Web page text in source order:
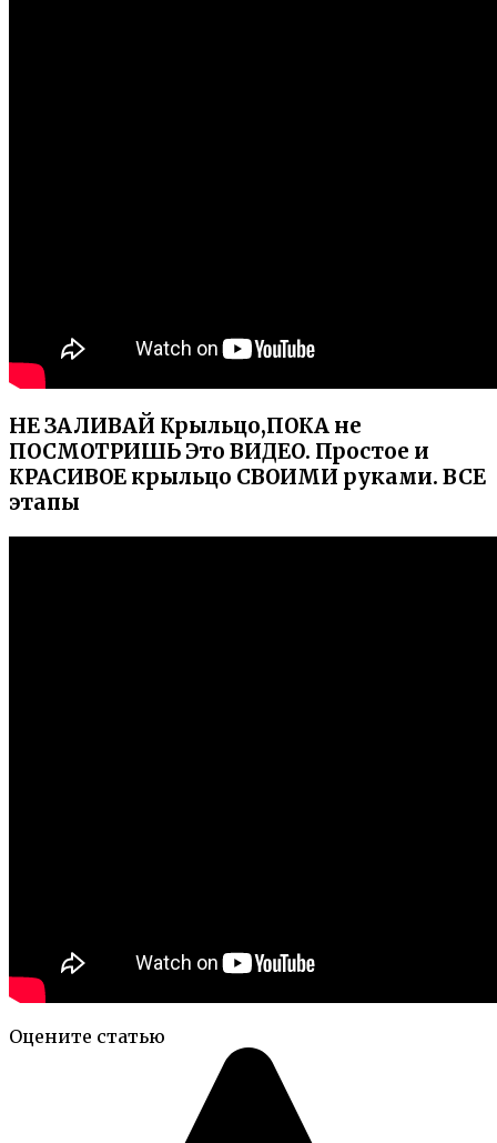
НЕ ЗАЛИВАЙ Крыльцо,ПОКА не
ПОСМОТРИШЬ Это ВИДЕО. Простое и
КРАСИВОЕ крыльцо СВОИМИ руками. ВСЕ
этапы
Оцените статью